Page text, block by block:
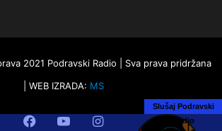
2021 Podravski Radio | Sva prava pridržana
| WEB IZRADA: MS
FacebookYouTubeInstagram
Slušaj Podravski
Radio